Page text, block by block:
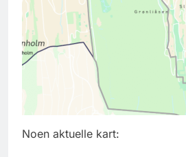
Noen aktuelle kart: